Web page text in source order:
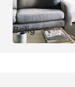
Bolig